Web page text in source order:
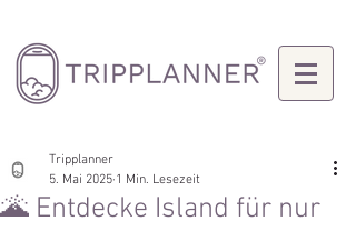
🌋 Entdecke Island für nur
Tripplanner
5. Mai 2025 1 Min. Lesezeit